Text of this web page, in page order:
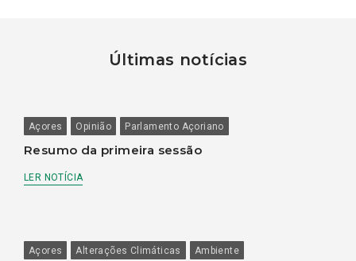
Últimas notícias
Açores Opinião Parlamento Açoriano
Resumo da primeira sessão
LER NOTÍCIA
Açores Alterações Climáticas Ambiente